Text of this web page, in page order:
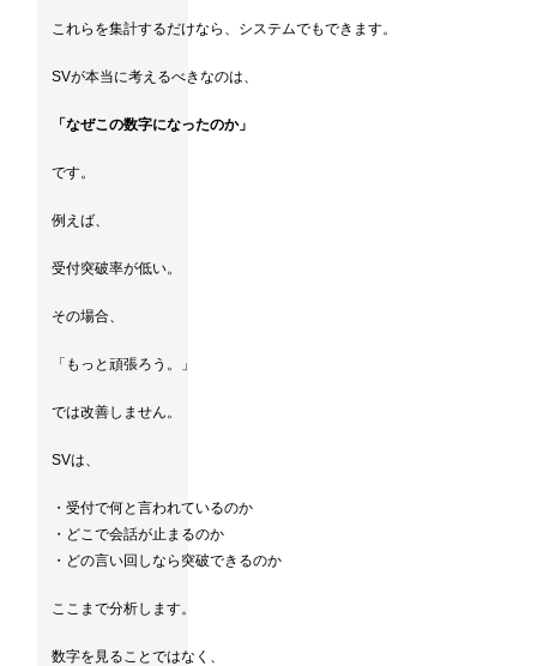
これらを集計するだけなら、システムでもできます。
SVが本当に考えるべきなのは、
「なぜこの数字になったのか」
です。
例えば、
受付突破率が低い。
その場合、
「もっと頑張ろう。」
では改善しません。
SVは、
・受付で何と言われているのか
・どこで会話が止まるのか
・どの言い回しなら突破できるのか
ここまで分析します。
数字を見ることではなく、